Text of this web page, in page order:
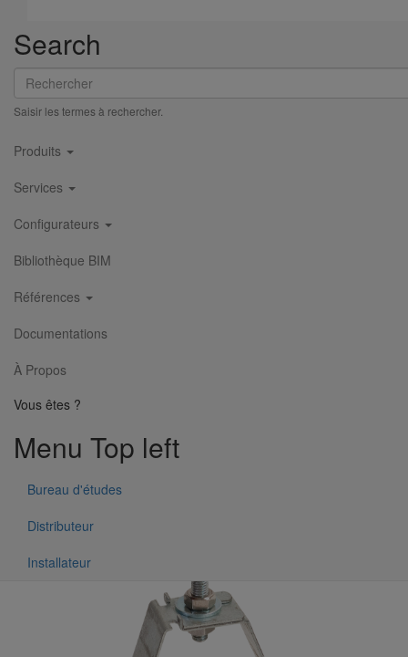
Search
Rechercher
Saisir les termes à rechercher.
Main
navigation
Produits
Services
Configurateurs
Bibliothèque BIM
Références
Documentations
À Propos
Vous êtes ?
Menu Top left
Bureau d'études
Distributeur
Installateur
En savoir plussur Collier de suspension type "poire" DN250